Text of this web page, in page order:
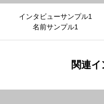
インタビューサンプル1
名前サンプル1
関連